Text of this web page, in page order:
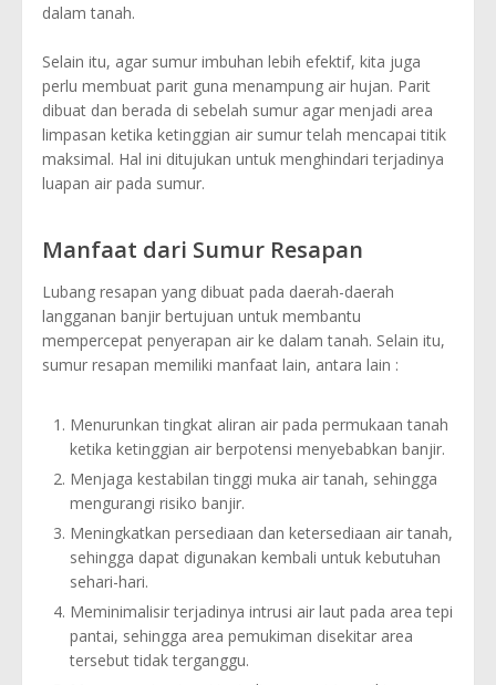
dalam tanah.
Selain itu, agar sumur imbuhan lebih efektif, kita juga
perlu membuat parit guna menampung air hujan. Parit
dibuat dan berada di sebelah sumur agar menjadi area
limpasan ketika ketinggian air sumur telah mencapai titik
maksimal. Hal ini ditujukan untuk menghindari terjadinya
luapan air pada sumur.
Manfaat dari Sumur Resapan
Lubang resapan yang dibuat pada daerah-daerah
langganan banjir bertujuan untuk membantu
mempercepat penyerapan air ke dalam tanah. Selain itu,
sumur resapan memiliki manfaat lain, antara lain :
Menurunkan tingkat aliran air pada permukaan tanah
ketika ketinggian air berpotensi menyebabkan banjir.
Menjaga kestabilan tinggi muka air tanah, sehingga
mengurangi risiko banjir.
Meningkatkan persediaan dan ketersediaan air tanah,
sehingga dapat digunakan kembali untuk kebutuhan
sehari-hari.
Meminimalisir terjadinya intrusi air laut pada area tepi
pantai, sehingga area pemukiman disekitar area
tersebut tidak terganggu.